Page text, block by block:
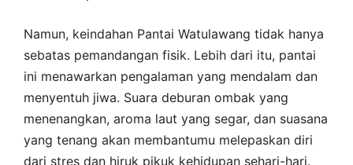
Namun, keindahan Pantai Watulawang tidak hanya
sebatas pemandangan fisik. Lebih dari itu, pantai
ini menawarkan pengalaman yang mendalam dan
menyentuh jiwa. Suara deburan ombak yang
menenangkan, aroma laut yang segar, dan suasana
yang tenang akan membantumu melepaskan diri
dari stres dan hiruk pikuk kehidupan sehari-hari.